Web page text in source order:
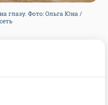
глазу. Фото: Ольга Юна /